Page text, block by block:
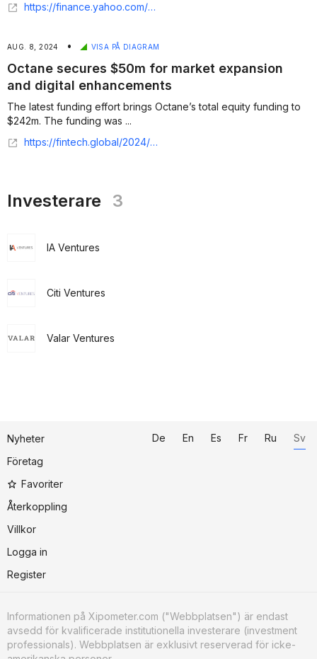
https://finance.yahoo.com/news/octane-completes-326-million-asset-141700409.html
AUG. 8, 2024 • VISA PÅ DIAGRAM
Octane secures $50m for market expansion
and digital enhancements
The latest funding effort brings Octane’s total equity funding to
$242m. The funding was ...
https://fintech.global/2024/08/08/octane-secures-50m-for-market-expansion-and-digital-enhancements/
Investerare 3
IA Ventures
Citi Ventures
Valar Ventures
Nyheter
Företag
Favoriter
Återkoppling
Villkor
Logga in
Register
De En Es Fr Ru Sv
Informationen på Xipometer.com ("Webbplatsen") är endast
avsedd för kvalificerade institutionella investerare (investment
professionals). Webbplatsen är exklusivt reserverad för icke-